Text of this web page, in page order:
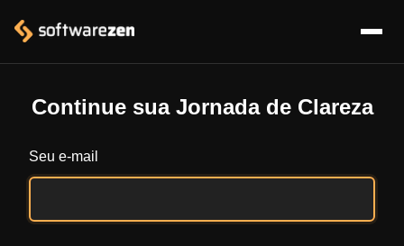
Continue sua Jornada de Clareza
Seu e-mail